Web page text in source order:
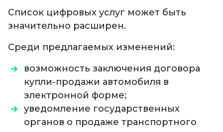
Список цифровых услуг может быть
значительно расширен.
Среди предлагаемых изменений:
возможность заключения договора
купли-продажи автомобиля в
электронной форме;
уведомление государственных
органов о продаже транспортного